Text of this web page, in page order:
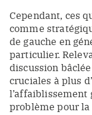
Cependant, ces
comme
de gauche en
particulier.
discussion
cruciales à plus
l’affaiblissement
problème pour la